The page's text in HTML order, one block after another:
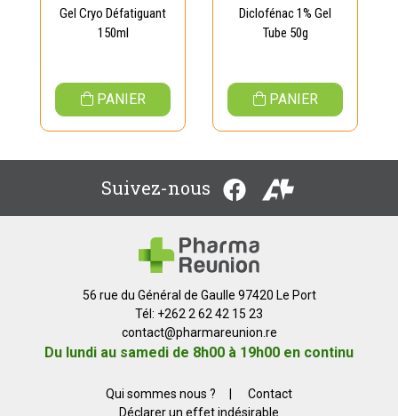
Gel Cryo Défatiguant
150ml
PANIER
Diclofénac 1% Gel
Tube 50g
PANIER
Suivez-nous
56 rue du Général de Gaulle 97420 Le Port
Tél: +262 2 62 42 15 23
contact@pharmareunion.re
Du lundi au samedi de 8h00 à 19h00 en continu
Qui sommes nous ?
Contact
Déclarer un effet indésirable